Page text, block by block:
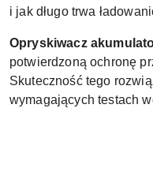
i jak długo trwa
Opryskiwacz
potwierdzoną ochronę
Skuteczność tego
wymagających testach